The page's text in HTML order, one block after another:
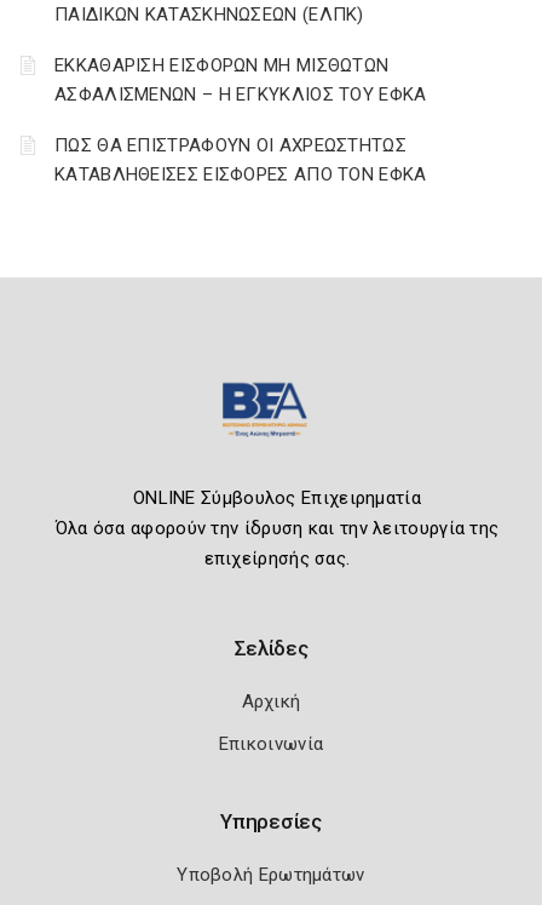
ΠΑΙΔΙΚΩΝ ΚΑΤΑΣΚΗΝΩΣΕΩΝ (ΕΛΠΚ)
ΕΚΚΑΘΑΡΙΣΗ ΕΙΣΦΟΡΩΝ ΜΗ ΜΙΣΘΩΤΩΝ
ΑΣΦΑΛΙΣΜΕΝΩΝ – Η ΕΓΚΥΚΛΙΟΣ ΤΟΥ ΕΦΚΑ
ΠΩΣ ΘΑ ΕΠΙΣΤΡΑΦΟΥΝ ΟΙ ΑΧΡΕΩΣΤΗΤΩΣ
ΚΑΤΑΒΛΗΘΕΙΣΕΣ ΕΙΣΦΟΡΕΣ ΑΠΟ ΤΟΝ ΕΦΚΑ
ONLINE Σύμβουλος Επιχειρηματία
Όλα όσα αφορούν την ίδρυση και την λειτουργία της
επιχείρησής σας.
Σελίδες
Αρχική
Επικοινωνία
Υπηρεσίες
Υποβολή Ερωτημάτων